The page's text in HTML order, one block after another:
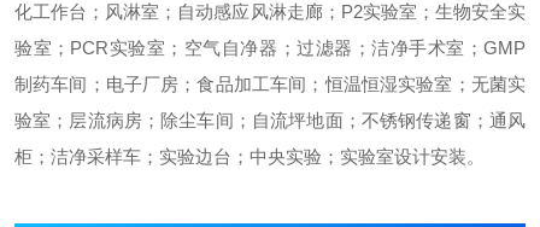
化工作台；风淋室；自动感应风淋走廊； P2实验室；生物安全实
验室； PCR实验室；空气自净器；过滤器；洁净手术室；GMP
制药车间；电子厂房；食品加工车间；恒温恒湿实验室；无菌实
验室；层流病房；除尘车间；自流坪地面；不锈钢传递窗；通风
柜；洁净采样车；实验边台；中央实验；实验室设计安装。